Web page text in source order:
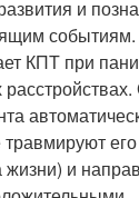
и
КПТ при
и